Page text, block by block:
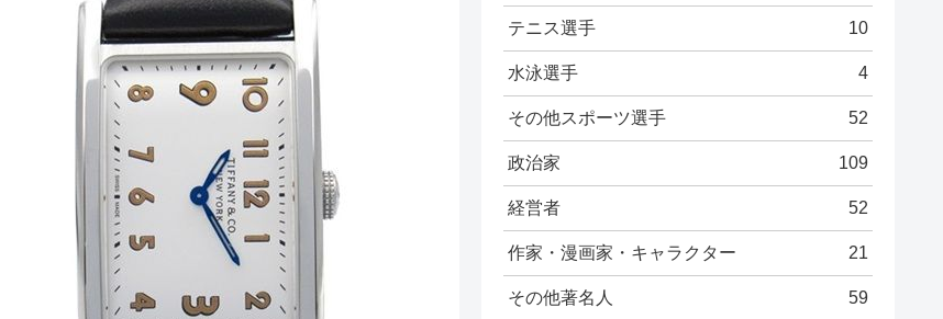
テニス選手 10
水泳選手 4
その他スポーツ選手 52
政治家 109
経営者 52
作家・漫画家・キャラクター 21
その他著名人 59